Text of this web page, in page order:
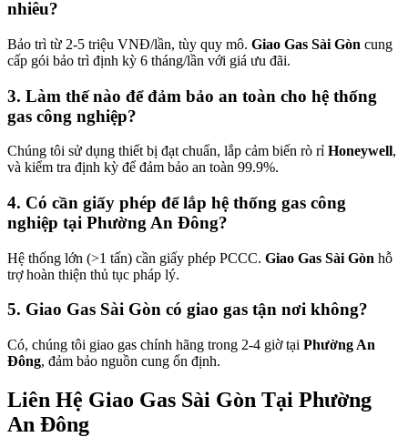
nhiêu?
Bảo trì từ 2-5 triệu VNĐ/lần, tùy quy mô. Giao Gas Sài Gòn cung
cấp gói bảo trì định kỳ 6 tháng/lần với giá ưu đãi.
3. Làm thế nào để đảm bảo an toàn cho hệ thống
gas công nghiệp?
Chúng tôi sử dụng thiết bị đạt chuẩn, lắp cảm biến rò rỉ Honeywell,
và kiểm tra định kỳ để đảm bảo an toàn 99.9%.
4. Có cần giấy phép để lắp hệ thống gas công
nghiệp tại Phường An Đông?
Hệ thống lớn (>1 tấn) cần giấy phép PCCC. Giao Gas Sài Gòn hỗ
trợ hoàn thiện thủ tục pháp lý.
5. Giao Gas Sài Gòn có giao gas tận nơi không?
Có, chúng tôi giao gas chính hãng trong 2-4 giờ tại Phường An
Đông, đảm bảo nguồn cung ổn định.
Liên Hệ Giao Gas Sài Gòn Tại Phường
An Đông